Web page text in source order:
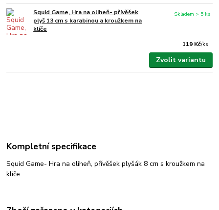
Squid Game, Hra na oliheň- přívěšek
plyš 13 cm s karabinou a kroužkem na
klíče
119 Kč/ks
Skladem > 5 ks
Zvolit variantu
Kompletní specifikace
Squid Game- Hra na oliheň, přívěšek plyšák 8 cm s kroužkem na
klíče